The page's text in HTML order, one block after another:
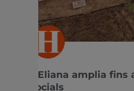
L’Eliana amplia fins
socials